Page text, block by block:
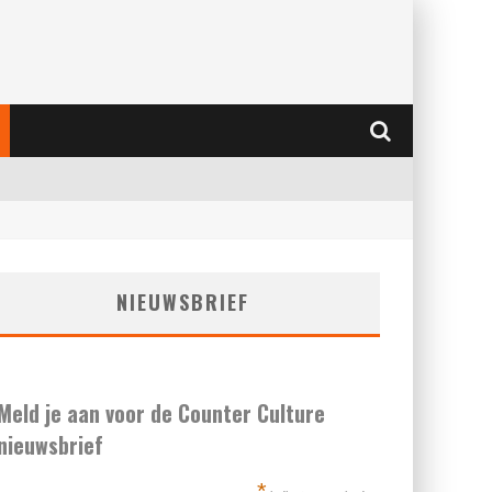
NIEUWSBRIEF
je aan voor de Counter Culture